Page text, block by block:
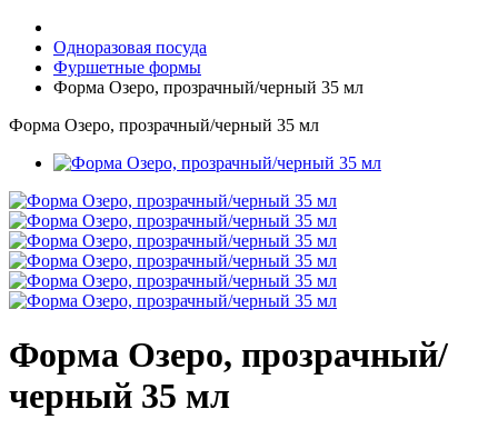
Одноразовая посуда
Фуршетные формы
Форма Озеро, прозрачный/черный 35 мл
Форма Озеро, прозрачный/черный 35 мл
Форма Озеро, прозрачный/
черный 35 мл